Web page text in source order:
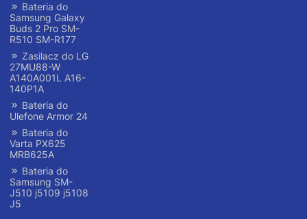
Bateria do
Samsung Galaxy
Buds 2 Pro SM-
R510 SM-R177
Zasilacz do LG
27MU88-W
A140A001L A16-
140P1A
Bateria do
Ulefone Armor 24
Bateria do
Varta PX625
MRB625A
Bateria do
Samsung SM-
J510 j5109 j5108
J5